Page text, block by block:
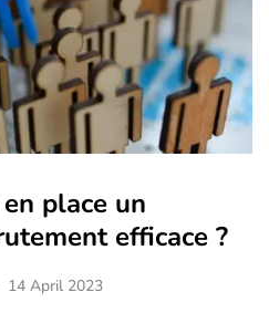
place un
efficace ?
14 April 2023